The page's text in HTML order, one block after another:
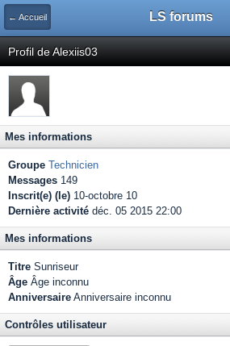
← Accueil LS forums
Profil de Alexiis03
Mes informations
Groupe Technicien
Messages 149
Inscrit(e) (le) 10-octobre 10
Dernière activité déc. 05 2015 22:00
Mes informations
Titre Sunriseur
Âge Âge inconnu
Anniversaire Anniversaire inconnu
Contrôles utilisateur